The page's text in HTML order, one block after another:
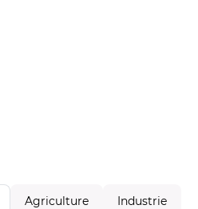
Agriculture Industrie